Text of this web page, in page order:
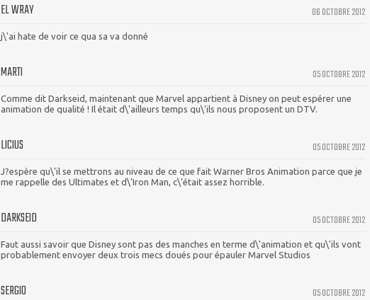
06 OCTOBRE 2012
EL WRAY
j\'ai hate de voir ce qua sa va donné
05 OCTOBRE 2012
MARTI
Comme dit Darkseid, maintenant que Marvel appartient à Disney on peut espérer une
animation de qualité ! Il était d\'ailleurs temps qu\'ils nous proposent un DTV.
05 OCTOBRE 2012
LICIUS
J?espère qu\'il se mettrons au niveau de ce que fait Warner Bros Animation parce que je
me rappelle des Ultimates et d\'Iron Man, c\'était assez horrible.
05 OCTOBRE 2012
DARKSEID
Faut aussi savoir que Disney sont pas des manches en terme d\'animation et qu\'ils vont
probablement envoyer deux trois mecs doués pour épauler Marvel Studios
05 OCTOBRE 2012
SERGIO